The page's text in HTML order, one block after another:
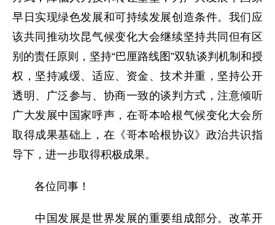
早日实现绿色发展和可持续发展创造条件。我们应
该共同推动坎昆气候变化大会继续坚持共同但有区
别的责任原则，坚持“巴厘路线图”双轨谈判机制和授
权，坚持减缓、适应、资金、技术并重，坚持公开
透明、广泛参与、协商一致的谈判方式，注意倾听
广大发展中国家呼声，在哥本哈根气候变化大会所
取得成果基础上，在《哥本哈根协议》政治共识指
导下，进一步取得积极成果。
各位同事！
中国发展是世界发展的重要组成部分。改革开